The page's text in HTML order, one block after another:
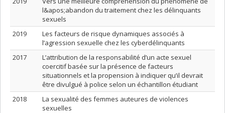
l&apos;abandon du traitement chez les délinquants
sexuels
2019
Les facteurs de risque dynamiques associés à
l’agression sexuelle chez les cyberdélinquants
2017
L’attribution de la responsabilité d’un acte sexuel
coercitif basée sur la présence de facteurs
situationnels et la propension à indiquer qu’il devrait
être divulgué à police selon un échantillon étudiant
2018
La sexualité des femmes auteures de violences
sexuelles